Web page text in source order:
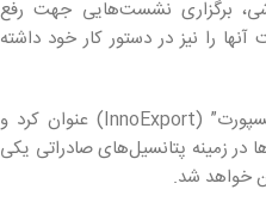
برگزاری نشست‌هایی جهت رفع
را نیز در دستور کار خود داشته
وی عنوان این نشست‌ها را “اینو اکسپورت” (InnoExport) عنوان کرد و
در زمینه پتانسیل‌های صادراتی یکی
خواهد شد.